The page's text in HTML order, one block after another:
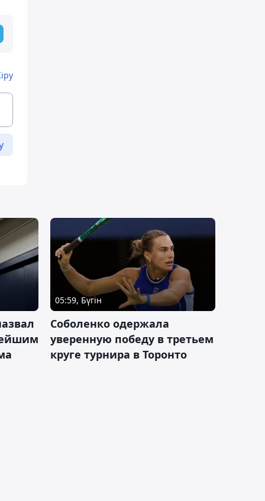
05:59, Бүгін
Соболенко одержала
уверенную победу в третьем
круге турнира в Торонто